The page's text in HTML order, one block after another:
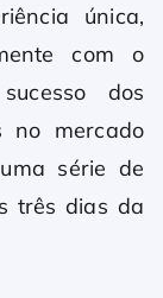
única,
com o
dos
no mercado
série de
três dias da